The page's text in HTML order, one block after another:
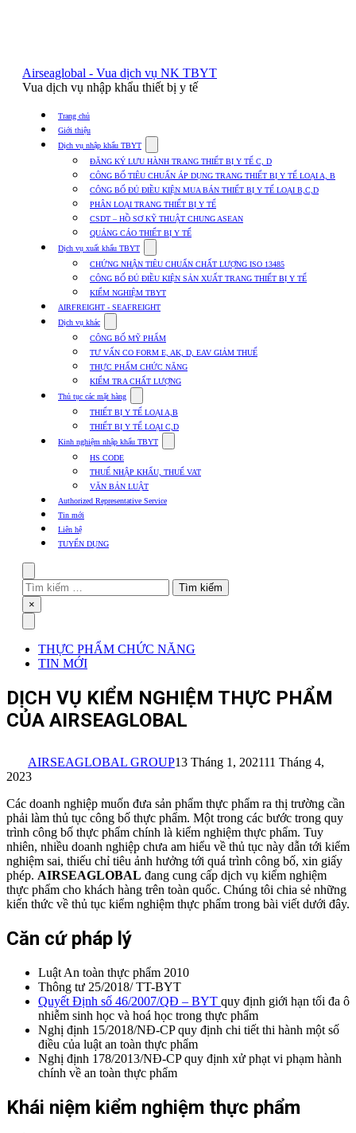
Airseaglobal - Vua dịch vụ NK TBYT
Vua dịch vụ nhập khẩu thiết bị y tế
Trang chủ
Giới thiệu
Dịch vụ nhập khẩu TBYT
submenu
for
Dịch
vụ
nhập
khẩu
TBYT
ĐĂNG KÝ LƯU HÀNH TRANG THIẾT BỊ Y TẾ C, D
CÔNG BỐ TIÊU CHUẨN ÁP DỤNG TRANG THIẾT BỊ Y TẾ LOẠI A, B
CÔNG BỐ ĐỦ ĐIỀU KIỆN MUA BÁN THIẾT BỊ Y TẾ LOẠI B,C,D
PHÂN LOẠI TRANG THIẾT BỊ Y TẾ
CSDT – HỒ SƠ KỸ THUẬT CHUNG ASEAN
QUẢNG CÁO THIẾT BỊ Y TẾ
Dịch vụ xuất khẩu TBYT
submenu
for
Dịch
vụ
xuất
TBYT
CHỨNG NHẬN TIÊU CHUẨN CHẤT LƯỢNG ISO 13485
CÔNG BỐ ĐỦ ĐIỀU KIỆN SẢN XUẤT TRANG THIẾT BỊ Y TẾ
KIỂM NGHIỆM TBYT
AIRFREIGHT - SEAFREIGHT
Dịch vụ khác
submenu
for
Dịch
vụ
khác
CÔNG BỐ MỸ PHẨM
TƯ VẤN CO FORM E, AK, D, EAV GIẢM THUẾ
THỰC PHẨM CHỨC NĂNG
KIỂM TRA CHẤT LƯỢNG
Thủ tục các mặt hàng
submenu
for
Thủ
tục
mặt
hàng
THIẾT BỊ Y TẾ LOẠI A,B
THIẾT BỊ Y TẾ LOẠI C,D
Kinh nghiệm nhập khẩu TBYT
submenu
Kinh
HS CODE
THUẾ NHẬP KHẨU, THUẾ VAT
VĂN BẢN LUẬT
Authorized Representative Service
Tin mới
Liên hệ
TUYỂN DỤNG
Tìm
kiếm
cho:
Close
×
THỰC PHẨM CHỨC NĂNG
TIN MỚI
DỊCH VỤ KIỂM NGHIỆM THỰC PHẨM
CỦA AIRSEAGLOBAL
AIRSEAGLOBAL GROUP13 Tháng 1, 202111 Tháng 4,
2023
Các doanh nghiệp muốn đưa sản phẩm thực phẩm ra thị trường cần
phải làm thủ tục công bố thực phẩm. Một trong các bước trong quy
trình công bố thực phẩm chính là kiểm nghiệm thực phẩm. Tuy
nhiên, nhiều doanh nghiệp chưa am hiểu về thủ tục này dẫn tới kiểm
nghiệm sai, thiếu chỉ tiêu ảnh hưởng tới quá trình công bố, xin giấy
phép. AIRSEAGLOBAL đang cung cấp dịch vụ kiểm nghiệm
thực phẩm cho khách hàng trên toàn quốc. Chúng tôi chia sẻ những
kiến thức về thủ tục kiểm nghiệm thực phẩm trong bài viết dưới đây.
Căn cứ pháp lý
Luật An toàn thực phẩm 2010
Thông tư 25/2018/ TT-BYT
Quyết Định số 46/2007/QĐ – BYT quy định giới hạn tối đa ô
nhiễm sinh học và hoá học trong thực phẩm
Nghị định 15/2018/NĐ-CP quy định chi tiết thi hành một số
điều của luật an toàn thực phẩm
Nghị định 178/2013/NĐ-CP quy định xử phạt vi phạm hành
chính về an toàn thực phẩm
Khái niệm kiểm nghiệm thực phẩm